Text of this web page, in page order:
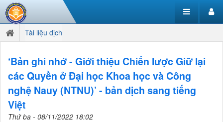
Tài liệu dịch
‘Bản ghi nhớ - Giới thiệu Chiến lược Giữ lại
các Quyền ở Đại học Khoa học và Công
nghệ Nauy (NTNU)’ - bản dịch sang tiếng
Việt
Thứ ba - 08/11/2022 18:02